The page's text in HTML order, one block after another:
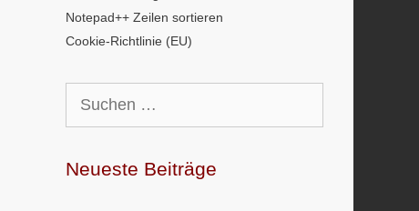
Notepad++ Zeilen sortieren
Cookie-Richtlinie (EU)
nach:
Neueste Beiträge